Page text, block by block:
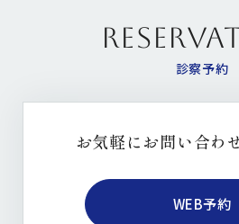
診察予約
お気軽にお問い合わ
WEB予約